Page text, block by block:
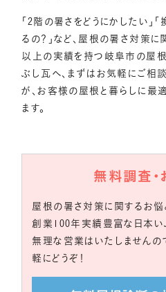
「2階の暑さをどうにかしたい」
るの？」など、屋根の暑さ対策
以上の実績を持つ岐阜市の屋
ぶし瓦へ、まずはお気軽にご相
が、お客様の屋根と暮らしに最
ます。
無料調査・
屋根の暑さ対策に関するお悩
創業100年実績豊富な日本い
無理な営業はいたしませんの
軽にどうぞ！